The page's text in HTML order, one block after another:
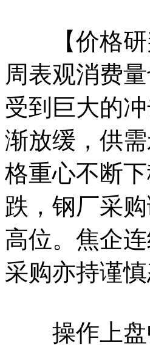
【价格研
周表观消费
受到巨大的
渐放缓，供
格重心不断
跌，钢厂采
高位。焦企
采购亦持谨慎
操作上盘